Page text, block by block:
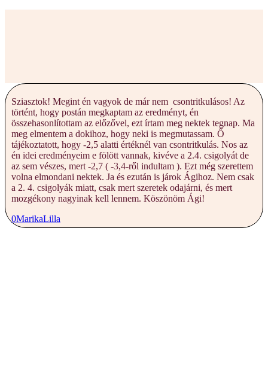
Sziasztok! Megint én vagyok de már nem csontritkulásos! Az
történt, hogy postán megkaptam az eredményt, én
összehasonlítottam az előzővel, ezt írtam meg nektek tegnap. Ma
meg elmentem a dokihoz, hogy neki is megmutassam. Ő
tájékoztatott, hogy -2,5 alatti értéknél van csontritkulás. Nos az
én idei eredményeim e fölött vannak, kivéve a 2.4. csigolyát de
az sem vészes, mert -2,7 ( -3,4-ről indultam ). Ezt még szerettem
volna elmondani nektek. Ja és ezután is járok Ágihoz. Nem csak
a 2. 4. csigolyák miatt, csak mert szeretek odajárni, és mert
mozgékony nagyinak kell lennem. Köszönöm Ági!
0MarikaLilla